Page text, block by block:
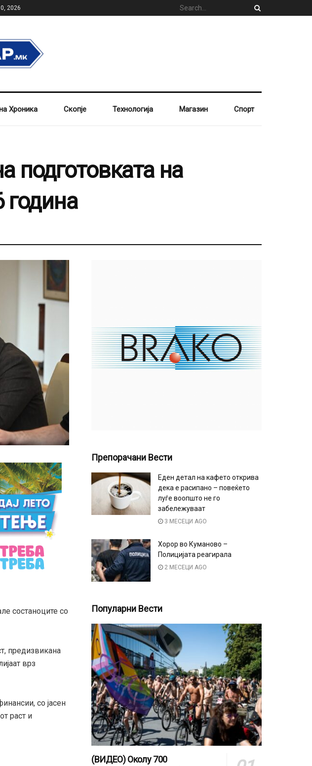
2026
Хроника Скопје Технологија Магазин Спорт
подготовката на
година
состаноците со
предизвикана
врз
со јасен
раст и
Препорачани Вести
Еден детал на кафето открива
дека е расипано – повеќето
луѓе воопшто не го
забележуваат
3 МЕСЕЦИ AGO
Хорор во Куманово –
Полицијата реагирала
2 МЕСЕЦИ AGO
Популарни Вести
(ВИДЕО) Околу 700